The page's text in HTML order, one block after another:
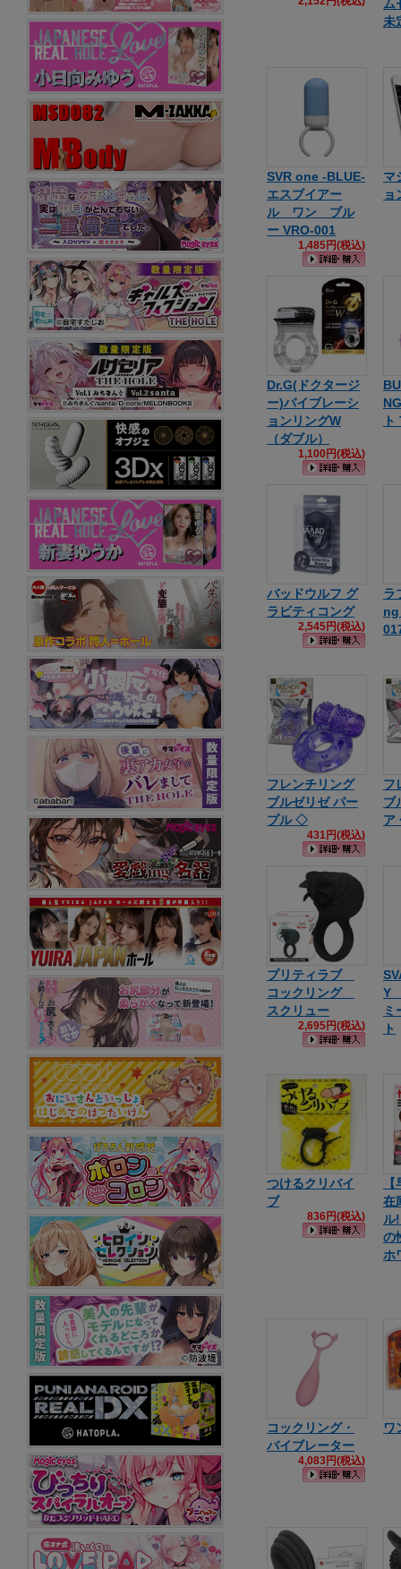
ム
未
SVR one -BLUE-
エスブイアー
ル ワン ブル
ー VRO-001
1,485円(税込)
マ
ョ
Dr.G(ドクタージ
ー)バイブレーシ
ョンリングW
（ダブル）
1,100円(税込)
バッドウルフ グ
ラビティコング
2,545円(税込)
ラ
フレンチリング
ブルゼリゼ パー
プル ◇
431円(税込)
フ
ブ
プリティラブ
コックリング
スクリュー
2,695円(税込)
Y
ミ
ト
つけるクリバイ
ブ
836円(税込)
在
ル
の
ホ
コックリング・
バイブレーター
4,083円(税込)
ワ